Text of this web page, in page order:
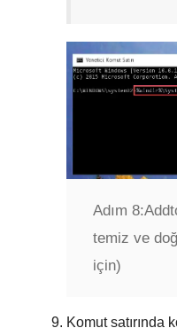
Adım 8:
temiz ve
için)
Komut satırında